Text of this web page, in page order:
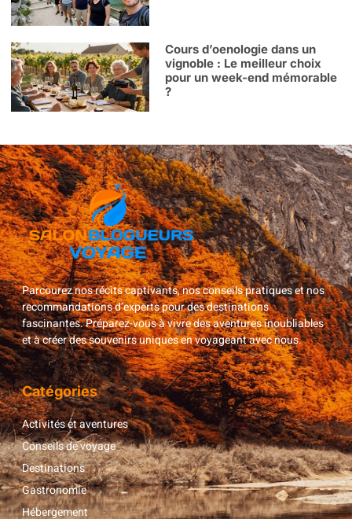
Cours d’oenologie dans un
vignoble : Le meilleur choix
pour un week-end mémorable
?
Parcourez nos récits captivants, nos conseils pratiques et nos
recommandations d’experts pour des destinations
fascinantes. Préparez-vous à vivre des aventures inoubliables
et à créer des souvenirs uniques en voyageant avec nous.
Catégories
Activités et aventures
Conseils de voyage
Destinations
Gastronomie
Hébergement